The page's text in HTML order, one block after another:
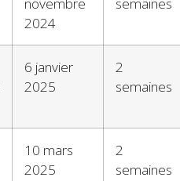
novembre
2024
semaines
6 janvier
2025
2
semaines
10 mars
2025
2
semaines